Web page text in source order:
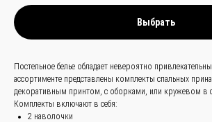
Выбрать
Постельное белье обладает невероятно
ассортименте представлены комплекты спальных
декоративным принтом, с оборками, или кружевом в
Комплекты включают в себя:
2 наволочки
и быстро
86 (136) 00-08-
85-37
+